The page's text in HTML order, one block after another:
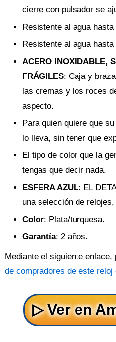
cierre con pulsador se
Resistente al agua
Resistente al agua
ACERO INOXIDABLE,
FRÁGILES: Caja y
las cremas y los roces
aspecto.
Para quien quiere que
lo lleva, sin tener que
El tipo de color que la
tengas que decir nada.
ESFERA AZUL: EL
una selección de
Color: Plata/turquesa.
Garantía: 2 años.
Mediante el siguiente enlace,
de compradores de este reloj